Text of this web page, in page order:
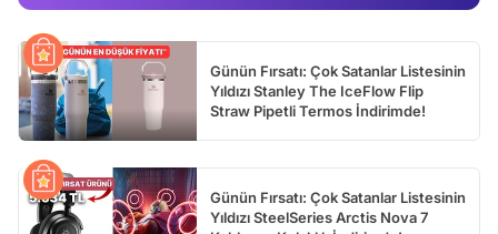
Günün Fırsatı: Çok Satanlar Listesinin
Yıldızı Stanley The IceFlow Flip
Straw Pipetli Termos İndirimde!
Günün Fırsatı: Çok Satanlar Listesinin
Yıldızı SteelSeries Arctis Nova 7